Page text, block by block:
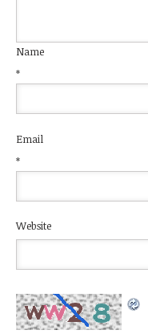
Name
*
Email
*
Website